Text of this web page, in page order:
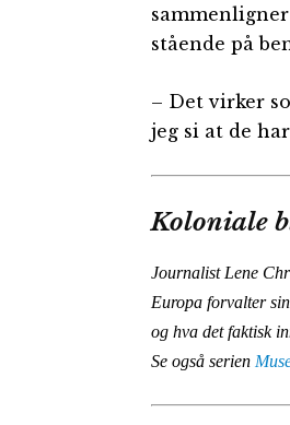
stående på
– Det virker
jeg si at de
Koloniale
Journalist Lene
Europa forvalter
og hva det faktisk
Se også serien